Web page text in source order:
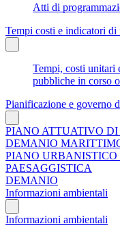
Atti di
Tempi costi e indicatori di
Tempi, costi unitari
pubbliche in corso
Pianificazione e governo
PIANO ATTUATIVO
DEMANIO
PIANO URBANISTICO
PAESAGGISTICA
DEMANIO
Informazioni ambientali
Informazioni ambientali